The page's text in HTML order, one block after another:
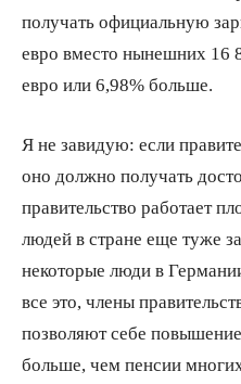
получать официальную
евро вместо нынешних 16
евро или 6,98% больше.
Я не завидую: если
оно должно получать
правительство работает
людей в стране еще туже
некоторые люди в
все это, члены
позволяют себе
больше, чем пенсии